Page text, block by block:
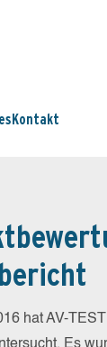
Kontakt
hat AV-